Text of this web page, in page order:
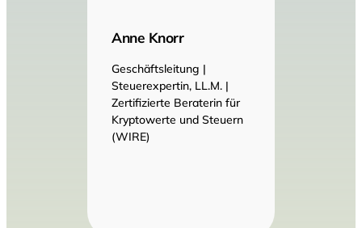
Anne Knorr
Geschäftsleitung |
Steuerexpertin, LL.M. |
Zertifizierte Beraterin für
Kryptowerte und Steuern
(WIRE)